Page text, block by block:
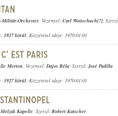
Militär-Orchester, Vezényel: Carl Woitschach[?];
1927 körül; Közzététel ideje: 1970-01-01
Merton, Vezényel:Dajos Béla; Szerző:José Padilla
1927 körül; Közzététel ideje: 1970-01-01
Kapelle; Szerző: Robert Katscher